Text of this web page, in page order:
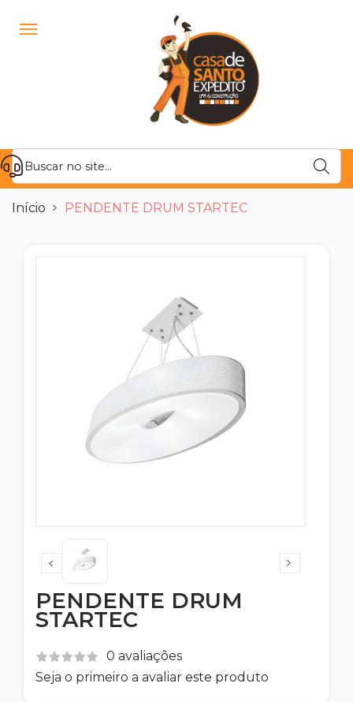
Início PENDENTE DRUM STARTEC
PENDENTE DRUM
STARTEC
0 avaliações
Seja o primeiro a avaliar este produto